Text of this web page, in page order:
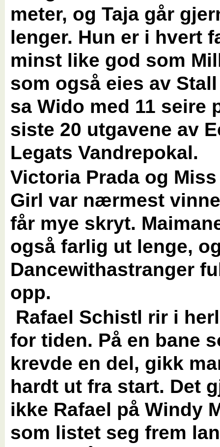
meter, og Taja går
lenger. Hun er i hvert
minst like god som
som også eies av
sa Wido med 11 seire
siste 20 utgavene av
Legats Vandrepokal.
Victoria Prada og
Girl var nærmest
får mye skryt.
også farlig ut lenge,
Dancewithastranger
opp.
Rafael Schistl rir i
for tiden. På en bane
krevde en del, gikk
hardt ut fra start. Det
ikke Rafael på Windy
som listet seg frem